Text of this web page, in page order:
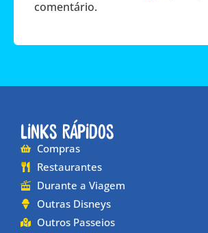
comentário.
Links Rápidos
Compras
Restaurantes
Durante a Viagem
Outras Disneys
Outros Passeios